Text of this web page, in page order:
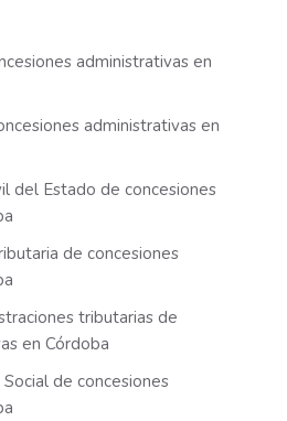
administrativas en
administrativas en
del Estado de concesiones
de concesiones
tributarias de
en Córdoba
de concesiones